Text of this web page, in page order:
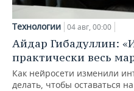
Технологии 04 авг, 00:00
Айдар Гибадуллин:
практически весь
Как нейросети изменили
делать, чтобы оставаться